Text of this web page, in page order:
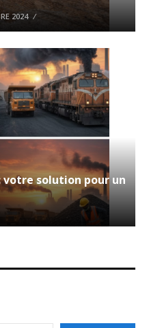
2024
votre solution pour un